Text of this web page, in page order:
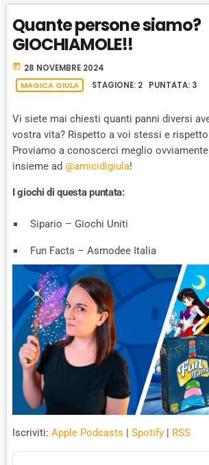
L
A
Y
B
A
C
K
A
T
E
A
C
K
A
D
A
U
Quante persone siamo?
GIOCHIAMOLE!!
today 28 NOVEMBRE 2024
MAGICA GIULA
STAGIONE: 2 PUNTATA: 3
Vi siete mai chiesti quanti panni diversi
vostra vita? Rispetto a voi stessi e
Proviamo a conoscerci meglio
insieme ad @amicidigiula!
I giochi di questa puntata:
Sipario – Giochi Uniti
Fun Facts – Asmodee Italia
Iscriviti: Apple Podcasts | Spotify | RSS
A